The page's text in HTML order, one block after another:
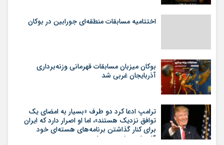
اختتامیه مسابقات منطقه‌ای جورابین در بوکان
بوکان میزبان مسابقات قهرمانی وزنه‌برداری
آذربایجان غربی شد
ترامپ ادعا کرد دو طرف «بسیار به امضای یک
توافق نزدیک هستند»، اما او اصرار دارد که ایران
برای کنار گذاشتن برنامه‌های هسته‌ای خود
گام‌های بیشتری بردارد